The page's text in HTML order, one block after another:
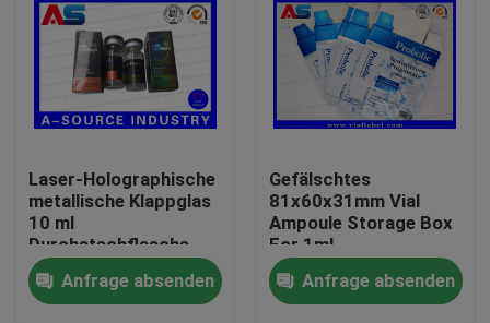
Haus
Laser-Holographische
metallische Klappglas
10 ml
Durchstechflasche
Steroid-Boxen
Verpackung
pharmazeutische
Anfrage absenden
Gefälschtes
81x60x31mm Vial
Ampoule Storage Box
For 1ml
AntiTestosteron-
Propionat
Anfrage absenden